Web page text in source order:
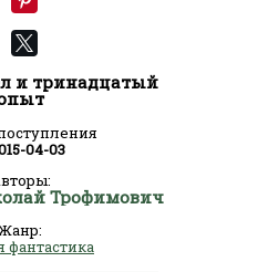
и тринадцатый
04-03
Трофимович
фантастика